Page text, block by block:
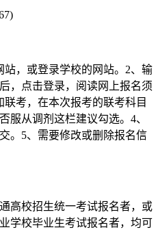
，或登录学校的网站。2、输
，点击登录，阅读网上报名须
考，在本次报考的联考科目
服从调剂这栏建议勾选。4、
。5、需要修改或删除报名信
校招生统一考试报名者，或
学校毕业生考试报名者，均可